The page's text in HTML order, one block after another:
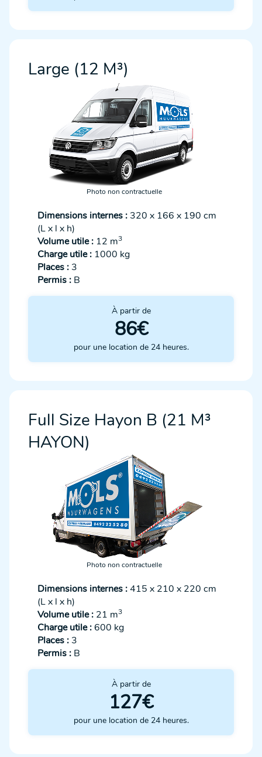
Large (12 M³)
Photo non contractuelle
Dimensions internes : 320 x 166 x 190 cm
(L x l x h)
Volume utile : 12 m3
Charge utile : 1000 kg
Places : 3
Permis : B
À partir de
86€
pour une location de 24 heures.
Full Size Hayon B (21 M³
HAYON)
Photo non contractuelle
Dimensions internes :415 x 210 x 220 cm
(L x l x h)
Volume utile : 21 m3
Charge utile :600 kg
Places : 3
Permis : B
À partir de
127€
pour une location de 24 heures.